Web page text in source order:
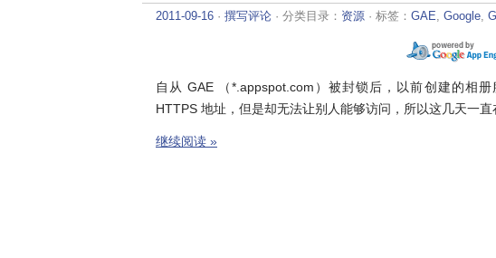
2011-09-16 · 撰写评论 · 分类目录： 资源 · 标签： GAE, Google,
自从 GAE （*.appspot.com）被封锁后，以前创建的相
HTTPS 地址，但是却无法让别人能够访问，所以这几天一直
继续阅读 »